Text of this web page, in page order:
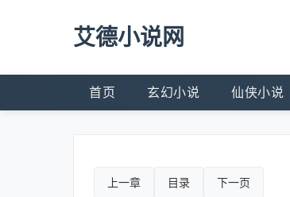
艾德小说网
首页 玄幻小说 仙侠小说
上一章 目录 下一页